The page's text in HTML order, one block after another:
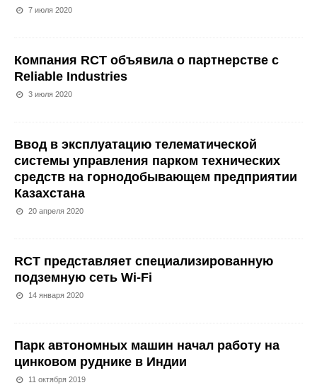
7 июля 2020
Компания RCT объявила о партнерстве с
Reliable Industries
3 июля 2020
Ввод в эксплуатацию телематической
системы управления парком технических
средств на горнодобывающем предприятии
Казахстана
20 апреля 2020
RCT представляет специализированную
подземную сеть Wi-Fi
14 января 2020
Парк автономных машин начал работу на
цинковом руднике в Индии
11 октября 2019